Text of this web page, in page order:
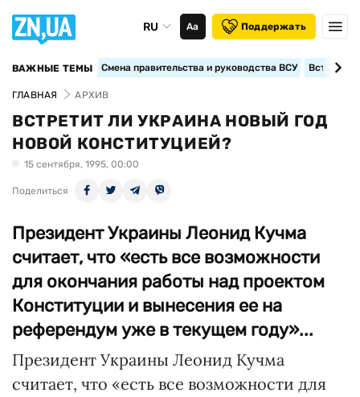
RU Аа Поддержать
ВАЖНЫЕ ТЕМЫ Смена правительства и руководства ВСУ
ГЛАВНАЯ АРХИВ
ВСТРЕТИТ ЛИ УКРАИНА НОВЫЙ ГОД
НОВОЙ КОНСТИТУЦИЕЙ?
15 сентября, 1995, 00:00
Поделиться
Президент Украины Леонид Кучма
считает, что «есть все возможности
для окончания работы над проектом
Конституции и вынесения ее на
референдум уже в текущем году»...
Президент Украины Леонид Кучма
считает, что «есть все возможности для